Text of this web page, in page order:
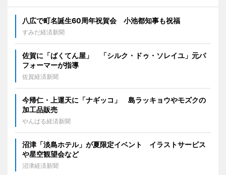
八広で町名誕生60周年祝賀会 小池都知事も祝福
すみだ経済新聞
佐賀に「ばくてん屋」 「シルク・ドゥ・ソレイユ」元パ
フォーマーが指導
佐賀経済新聞
今帰仁・上運天に「ナギッコ」 島ラッキョウやモズクの
加工品販売
やんばる経済新聞
沼津「淡島ホテル」が夏限定イベント イラストサービス
や星空観望会など
沼津経済新聞